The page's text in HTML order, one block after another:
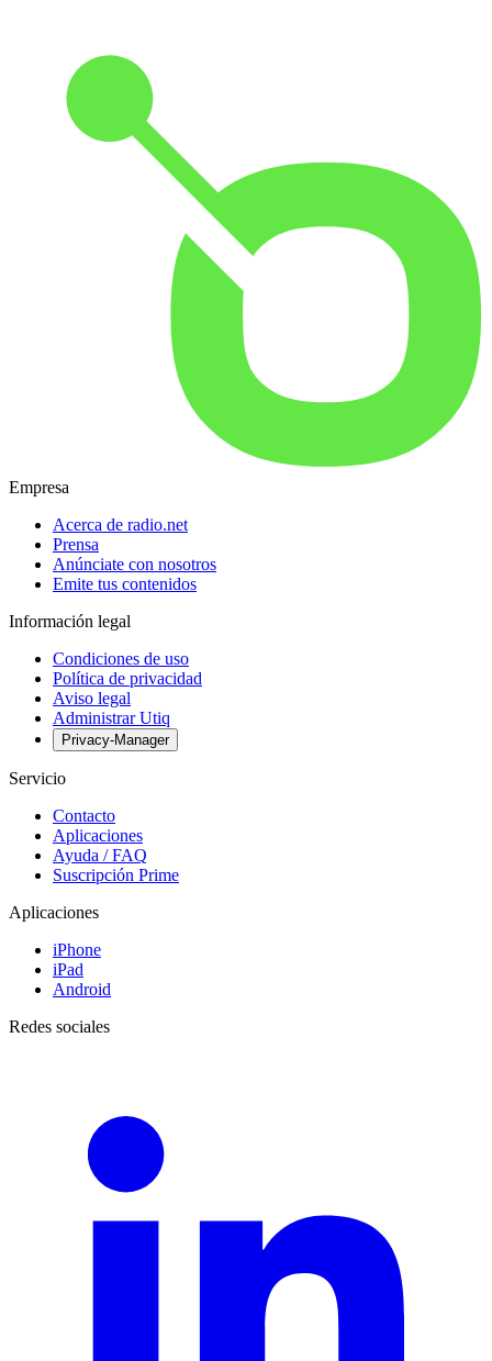
Empresa
Acerca de radio.net
Prensa
Anúnciate con nosotros
Emite tus contenidos
Información legal
Condiciones de uso
Política de privacidad
Aviso legal
Administrar Utiq
Privacy-Manager
Servicio
Contacto
Aplicaciones
Ayuda / FAQ
Suscripción Prime
Aplicaciones
iPhone
iPad
Android
Redes sociales